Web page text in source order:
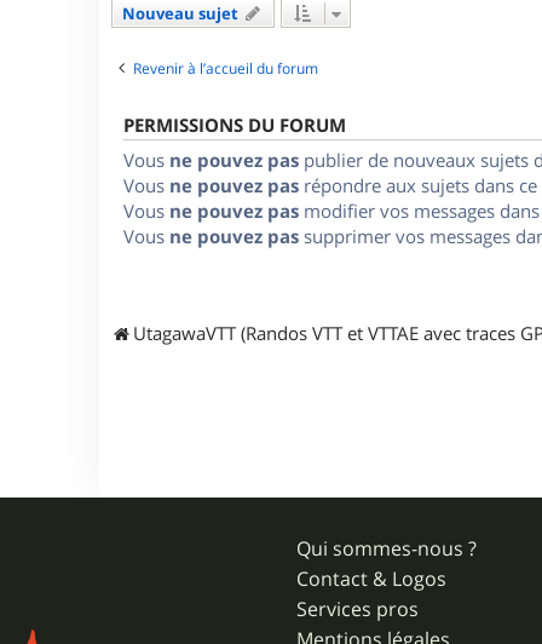
Nouveau sujet
Revenir à l’accueil du forum
PERMISSIONS DU FORUM
Vous ne pouvez pas publier de nouveaux sujets
Vous ne pouvez pas répondre aux sujets dans
Vous ne pouvez pas modifier vos messages
Vous ne pouvez pas supprimer vos messages
UtagawaVTT (Randos VTT et VTTAE avec traces
Qui sommes-nous ?
Contact & Logos
Services pros